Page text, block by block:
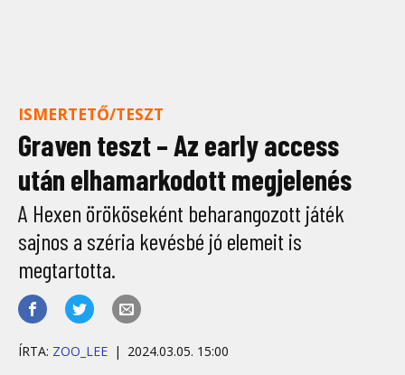
ISMERTETŐ/TESZT
Graven teszt – Az early access
után elhamarkodott megjelenés
A Hexen örököseként beharangozott játék
sajnos a széria kevésbé jó elemeit is
megtartotta.
ÍRTA: ZOO_LEE 2024.03.05. 15:00